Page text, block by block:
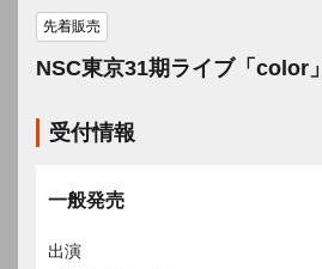
先着販売
NSC東京31期ライブ「color」
受付情報
一般発売
出演